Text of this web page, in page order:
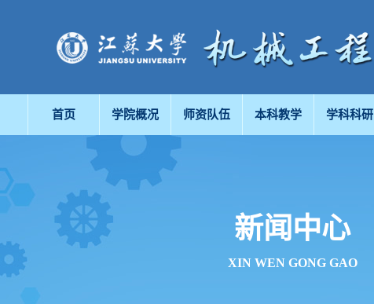
首页 学院概况 师资队伍 本科教学 学科科研
新闻中心
XIN WEN GONG GAO